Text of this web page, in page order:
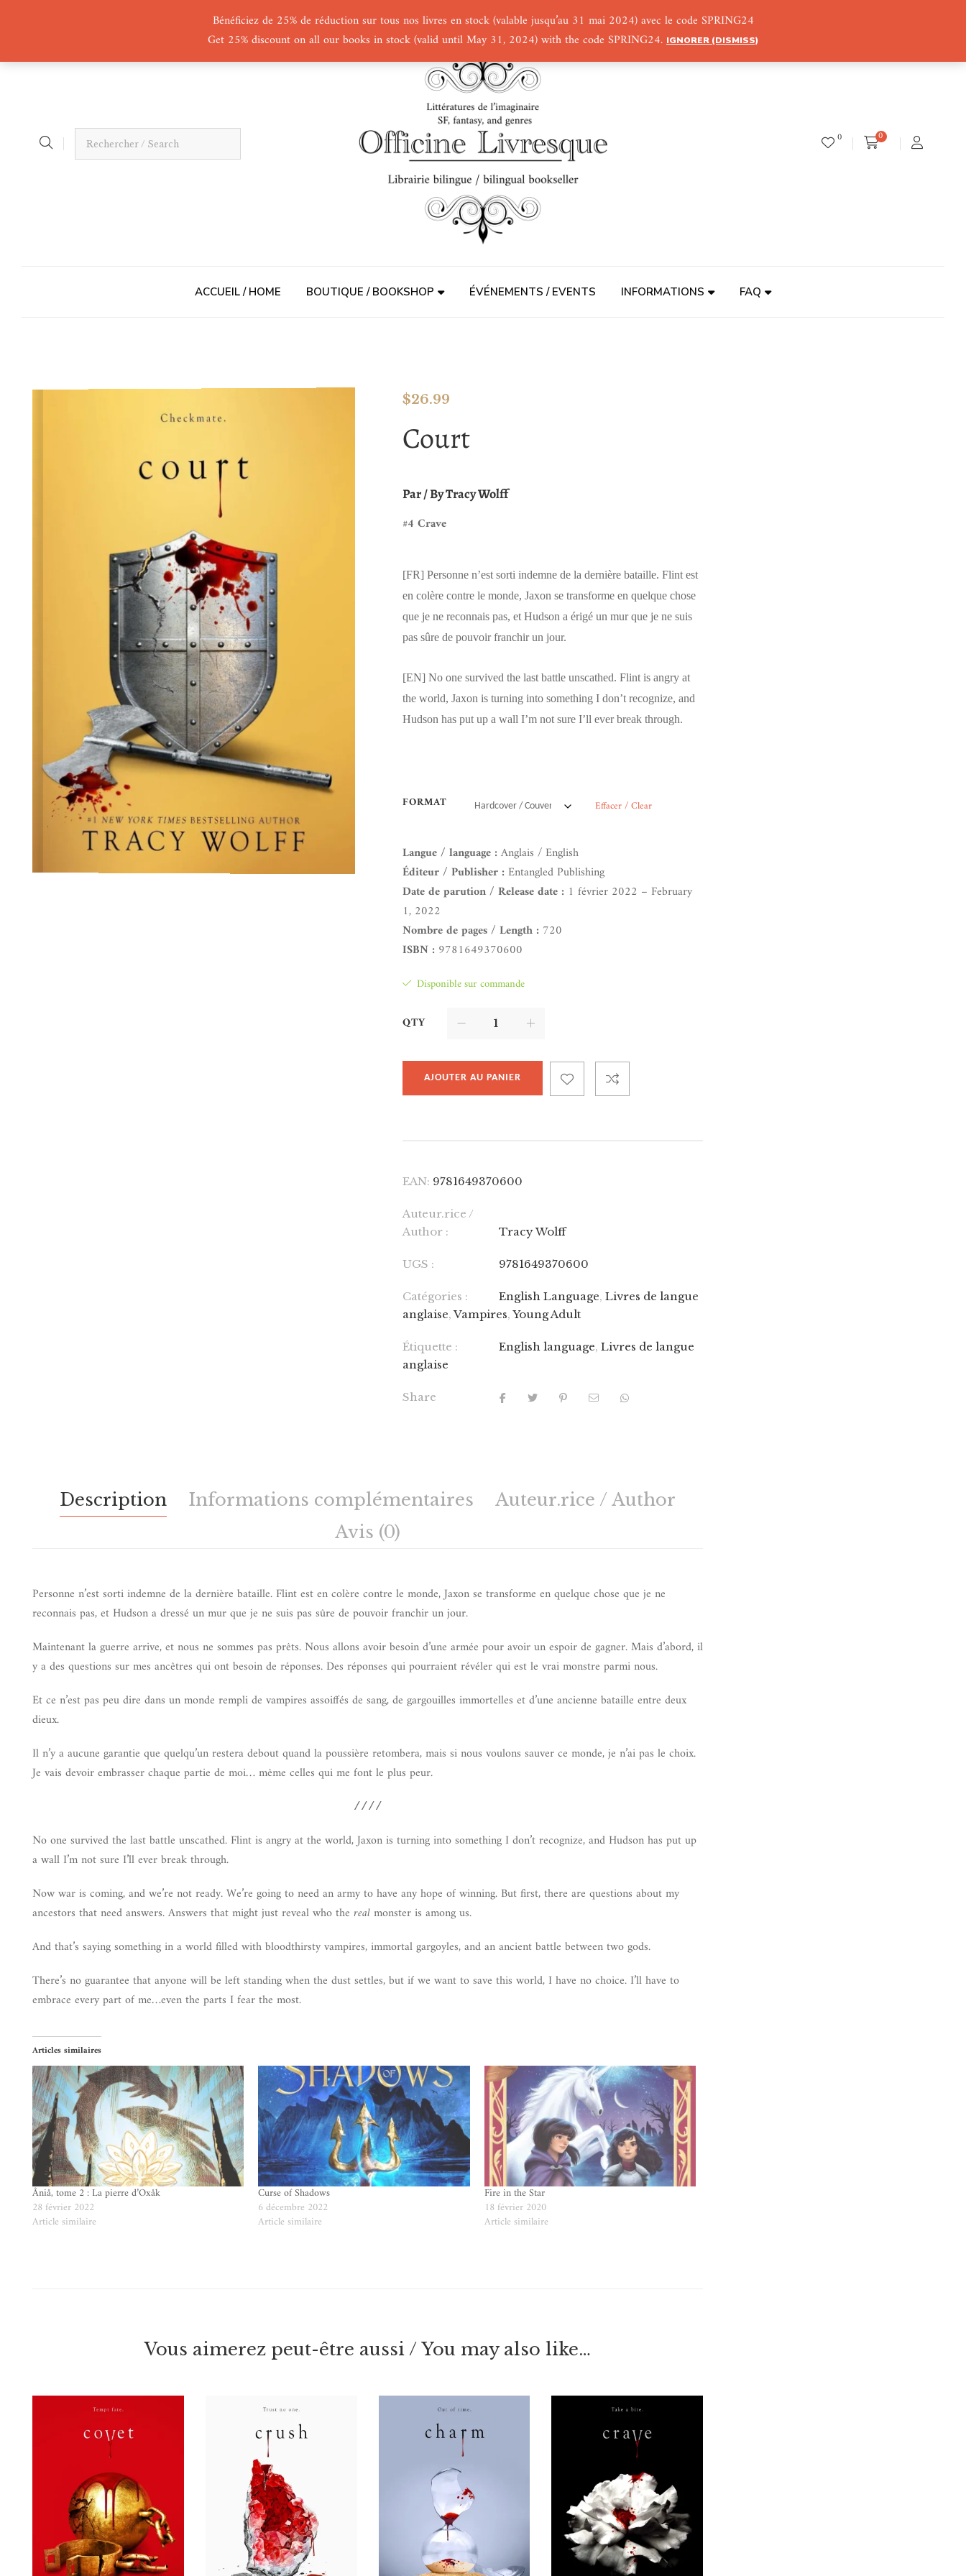
Bénéficiez de 25% de réduction sur tous nos livres en stock (valable jusqu’au 31 mai 2024) avec le code SPRING24
Get 25% discount on all our books in stock (valid until May 31, 2024) with the code SPRING24. IGNORER (DISMISS)
0 0
ACCUEIL / HOME BOUTIQUE / BOOKSHOP ÉVÉNEMENTS / EVENTS INFORMATIONS FAQ
$26.99
Court
Par / ByTracy Wolff
#4 Crave
[FR]Personne n’est sorti indemne de la dernière bataille. Flint est
en colère contre le monde, Jaxon se transforme en quelque chose
que je ne reconnais pas, et Hudson a érigé un mur que je ne suis
pas sûre de pouvoir franchir un jour.
[EN]No one survived the last battle unscathed. Flint is angry at
the world, Jaxon is turning into something I don’t recognize, and
Hudson has put up a wall I’m not sure I’ll ever break through.
FORMAT Effacer / Clear
Langue / language :Anglais / English
Éditeur / Publisher : Entangled Publishing
Date de parution / Release date : 1 février 2022 – February
1, 2022
Nombre de pages / Length : 720
ISBN : 9781649370600
Disponible sur commande
QTY
AJOUTER AU PANIER
EAN: 9781649370600
Auteur.rice /
Author :
Tracy Wolff
UGS : 9781649370600
Catégories : English Language,Livres de langue
anglaise,Vampires,Young Adult
Étiquette : English language,Livres de langue
anglaise
Share
Description Informations complémentaires
Auteur.rice / Author
Avis (0)
Personne n’est sorti indemne de la dernière bataille. Flint est en colère contre le monde, Jaxon se transforme en quelque chose que je ne
reconnais pas, et Hudson a dressé un mur que je ne suis pas sûre de pouvoir franchir un jour.
Maintenant la guerre arrive, et nous ne sommes pas prêts. Nous allons avoir besoin d’une armée pour avoir un espoir de gagner. Mais d’abord, il
y a des questions sur mes ancêtres qui ont besoin de réponses. Des réponses qui pourraient révéler qui est le vrai monstre parmi nous.
Et ce n’est pas peu dire dans un monde rempli de vampires assoiffés de sang, de gargouilles immortelles et d’une ancienne bataille entre deux
dieux.
Il n’y a aucune garantie que quelqu’un restera debout quand la poussière retombera, mais si nous voulons sauver ce monde, je n’ai pas le choix.
Je vais devoir embrasser chaque partie de moi… même celles qui me font le plus peur.
////
No one survived the last battle unscathed. Flint is angry at the world, Jaxon is turning into something I don’t recognize, and Hudson has put up
a wall I’m not sure I’ll ever break through.
Now war is coming, and we’re not ready. We’re going to need an army to have any hope of winning. But first, there are questions about my
ancestors that need answers. Answers that might just reveal who the realmonster is among us.
And that’s saying something in a world filled with bloodthirsty vampires, immortal gargoyles, and an ancient battle between two gods.
There’s no guarantee that anyone will be left standing when the dust settles, but if we want to save this world, I have no choice. I’ll have to
embrace every part of me…even the parts I fear the most.
Articles similaires
Åniå, tome 2 : La pierre d’Oxåk
28 février 2022
Article similaire
Curse of Shadows
6 décembre 2022
Article similaire
Fire in the Star
18 février 2020
Article similaire
Vous aimerez peut-être aussi / You may also like…